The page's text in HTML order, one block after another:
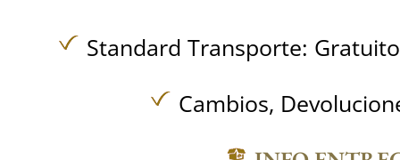
Standard Transporte:
Cambios,